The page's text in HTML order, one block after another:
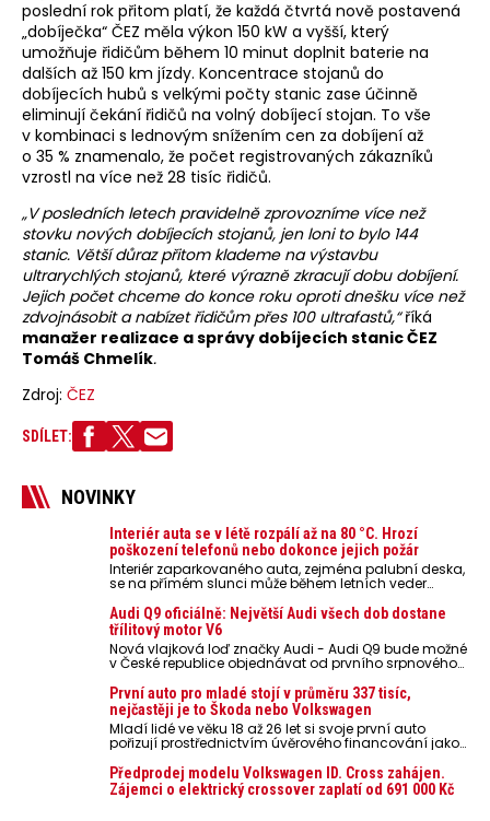
poslední rok přitom platí, že každá čtvrtá nově postavená
„dobíječka“ ČEZ měla výkon 150 kW a vyšší, který
umožňuje řidičům během 10 minut doplnit baterie na
dalších až 150 km jízdy. Koncentrace stojanů do
dobíjecích hubů s velkými počty stanic zase účinně
eliminují čekání řidičů na volný dobíjecí stojan. To vše
v kombinaci s lednovým snížením cen za dobíjení až
o 35 % znamenalo, že počet registrovaných zákazníků
vzrostl na více než 28 tisíc řidičů.
„V posledních letech pravidelně zprovozníme více než
stovku nových dobíjecích stojanů, jen loni to bylo 144
stanic. Větší důraz přitom klademe na výstavbu
ultrarychlých stojanů, které výrazně zkracují dobu dobíjení.
Jejich počet chceme do konce roku oproti dnešku více než
zdvojnásobit a nabízet řidičům přes 100 ultrafastů,“říká
manažer realizace a správy dobíjecích stanic ČEZ
Tomáš Chmelík.
Zdroj: ČEZ
SDÍLET:
NOVINKY
Interiér auta se v létě rozpálí až na 80 °C. Hrozí
poškození telefonů nebo dokonce jejich požár
Interiér zaparkovaného auta, zejména palubní deska,
se na přímém slunci může během letních veder
nebezpečí pro odložené mobilní telefony, powerbanky
nebo notebooky. Můžou urychlit stárnutí baterií,
poškodit elektroniku a ve výjimečných případech i
zvýšit riziko požáru.
Audi Q9 oficiálně: Největší Audi všech dob dostane
třílitový motor V6
Nová vlajková loď značky Audi - Audi Q9 bude možné
v České republice objednávat od prvního srpnového
První auto pro mladé stojí v průměru 337 tisíc,
nejčastěji je to Škoda nebo Volkswagen
Mladí lidé ve věku 18 až 26 let si svoje první auto
pořizují prostřednictvím úvěrového financování jako
auto. Průměrná pořizovací cena vozu dosahuje 337
tisíc korun a průměrná financovaná částka
přesahuje 251 tisíc korun. Vyplývá to z dat Leasingu
Předprodej modelu Volkswagen ID. Cross zahájen.
Zájemci o elektrický crossover zaplatí od 691 000 Kč